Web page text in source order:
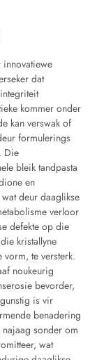
innovatiewe
dat
kommer onder
kan verswak of
formulerings
Die
bleik tandpasta
en
deur daaglikse
verloor
defekte op die
kristallyne
vorm, te versterk.
noukeurig
bevorder,
is vir
benadering
sonder om
wat